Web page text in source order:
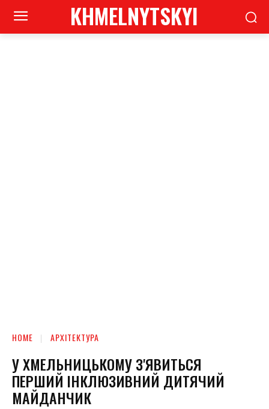
KHMELNYTSKYI
HOME АРХІТЕКТУРА
У ХМЕЛЬНИЦЬКОМУ З'ЯВИТЬСЯ
ПЕРШИЙ ІНКЛЮЗИВНИЙ ДИТЯЧИЙ
МАЙДАНЧИК